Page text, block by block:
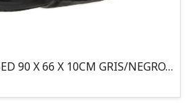
COJIN, OVAL DOC BED 90 X 66 X 10CM GRIS/NEGRO, 95°